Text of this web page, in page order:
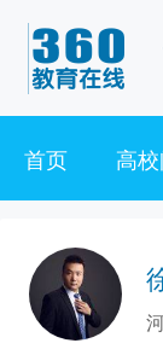
首页 高